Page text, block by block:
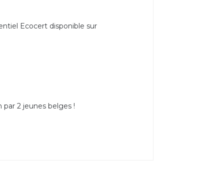
Ecocert disponible sur
2 jeunes belges !